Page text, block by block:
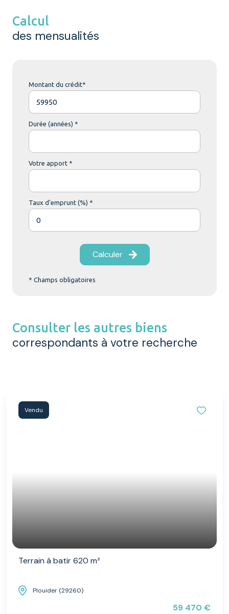
Calcul
des mensualités
Montant du crédit*
Durée (années) *
Votre apport *
Taux d'emprunt (%) *
Calculer
* Champs obligatoires
Consulter les autres biens
correspondants à votre recherche
Vendu
Terrain à batir 620 m²
Plouider (29260)
59 470 €